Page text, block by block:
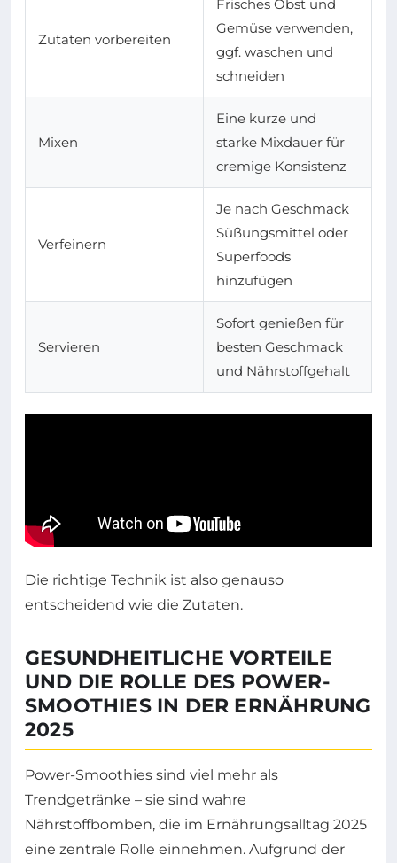
Zutaten vorbereiten
Frisches Obst und
Gemüse verwenden,
ggf. waschen und
schneiden
Mixen
Eine kurze und
starke Mixdauer für
cremige Konsistenz
Verfeinern
Je nach Geschmack
Süßungsmittel oder
Superfoods
hinzufügen
Servieren
Sofort genießen für
besten Geschmack
und Nährstoffgehalt
Die richtige Technik ist also genauso
entscheidend wie die Zutaten.
GESUNDHEITLICHE VORTEILE
UND DIE ROLLE DES POWER-
SMOOTHIES IN DER ERNÄHRUNG
2025
Power-Smoothies sind viel mehr als
Trendgetränke – sie sind wahre
Nährstoffbomben, die im Ernährungsalltag 2025
eine zentrale Rolle einnehmen. Aufgrund der